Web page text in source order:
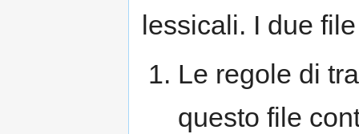
lessicali. I due
Le regole di
questo file